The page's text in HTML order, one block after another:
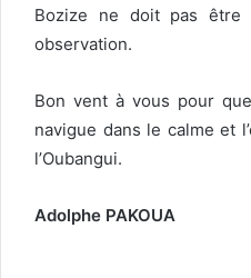
Bozize ne doit pas être
observation.
Bon vent à vous pour
navigue dans le calme et
l’Oubangui.
Adolphe PAKOUA